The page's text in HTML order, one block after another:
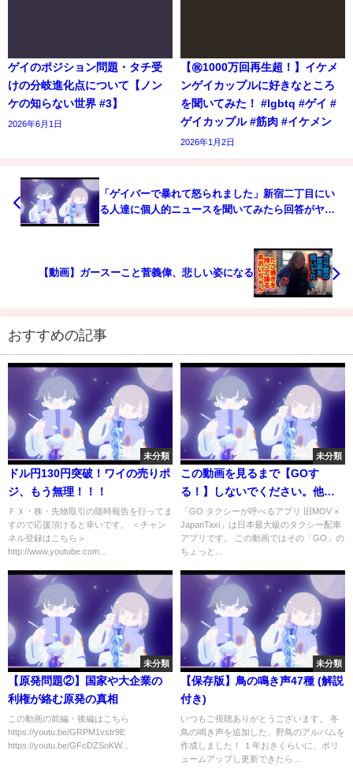
ゲイのポジション問題・タチ受
けの分岐進化点について【ノン
ケの知らない世界 #3】
2026年6月1日
【㊗️1000万回再生超！】イケメ
ンゲイカップルに好きなところ
を聞いてみた！ #lgbtq #ゲイ #
ゲイカップル #筋肉 #イケメン
2026年1月2日
「ゲイバーで暴れて怒られました」新宿二丁目にい
る人達に個人的ニュースを聞いてみたら回答がヤバ
【動画】ガースーこと菅義偉、悲しい姿になる
おすすめの記事
未分類
ドル円130円突破！ワイの売りポ
ジ、もう無理！！！
ＦＸ・株・先物取引の随時報告を行ってま
すので応援頂けると幸いです。 ＜チャン
ネル登録はこちら＞
http://www.youtube.com...
未分類
この動画を見るまで【GOす
る！】しないでください。他人
にタクシーを乗られた時どうす
る？タクシー配車アプリ【GO】
の日本一詳しい使い方・第二
出さずに決済！
「GO タクシーが呼べるアプリ 旧MOV ×
JapanTaxi」は日本最大級のタクシー配車
アプリです。 この動画ではその「GO」の
ちょっと...
未分類
【原発問題②】国家や大企業の
利権が絡む原発の真相
この動画の前編・後編はこちら
https://youtu.be/GRPM1vstr9E
https://youtu.be/GFcDZSoKW...
未分類
【保存版】鳥の鳴き声47種 (解説
付き)
いつもご視聴ありがとうございます。 冬
鳥の鳴き声を追加した、野鳥のアルバムを
作成しました！ １年おきくらいに、ボリ
ュームアップし更新できたら...